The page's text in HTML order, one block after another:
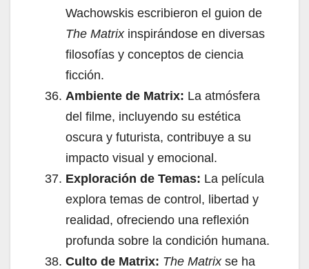
Wachowskis escribieron el guion de
The Matrixinspirándose en diversas
filosofías y conceptos de ciencia
ficción.
Ambiente de Matrix: La atmósfera
del filme, incluyendo su estética
oscura y futurista, contribuye a su
impacto visual y emocional.
Exploración de Temas: La película
explora temas de control, libertad y
realidad, ofreciendo una reflexión
profunda sobre la condición humana.
Culto de Matrix: The Matrixse ha